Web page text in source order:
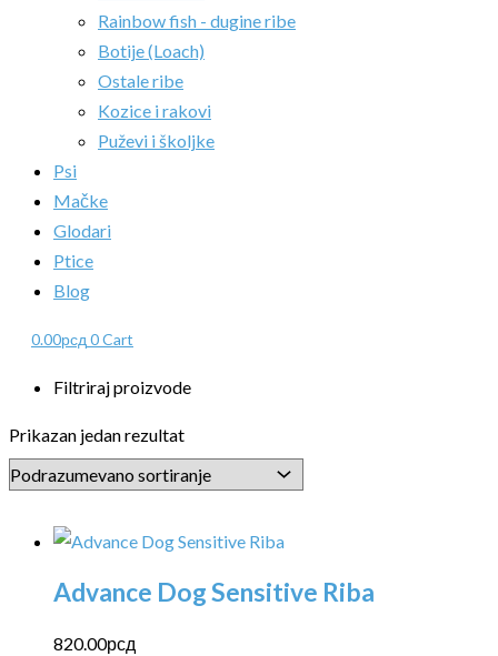
Rainbow fish - dugine ribe
Botije (Loach)
Ostale ribe
Kozice i rakovi
Puževi i školjke
Psi
Mačke
Glodari
Ptice
Blog
0.00рсд 0Cart
Filtriraj proizvode
Prikazan jedan rezultat
Advance Dog Sensitive Riba
820.00рсд